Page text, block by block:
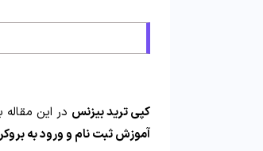
کپی ترید بیزنس در این مقاله
آموزش ثبت نام و ورود به